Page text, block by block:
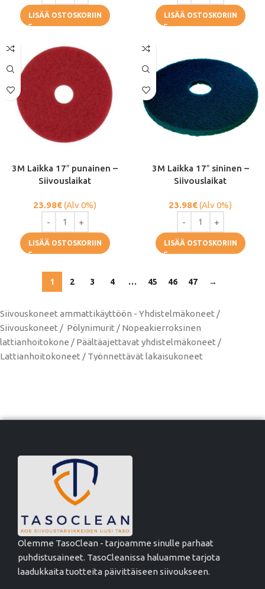
LISÄÄ OSTOSKORIIN LISÄÄ OSTOSKORIIN
3M Laikka 17″ punainen –
Siivouslaikat
23.98€(Alv 0%)
LISÄÄ OSTOSKORIIN
3M Laikka 17″ sininen –
Siivouslaikat
23.98€(Alv 0%)
LISÄÄ OSTOSKORIIN
1 2 3 4 … 45 46 47 →
Siivouskoneet ammattikäyttöön - Yhdistelmäkoneet /
Siivouskoneet / Pölynimurit / Nopeakierroksinen
lattianhoitokone / Päältäajettavat yhdistelmäkoneet /
Lattianhoitokoneet / Työnnettävät lakaisukoneet
Olemme TasoClean - tarjoamme sinulle parhaat
puhdistusaineet. TasoCleanissa haluamme tarjota
laadukkaita tuotteita päivittäiseen siivoukseen.